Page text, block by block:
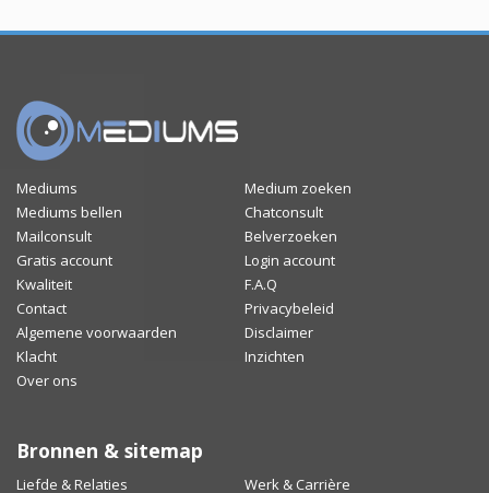
Mediums
Medium zoeken
Mediums bellen
Chatconsult
Mailconsult
Belverzoeken
Gratis account
Login account
Kwaliteit
F.A.Q
Contact
Privacybeleid
Algemene voorwaarden
Disclaimer
Klacht
Inzichten
Over ons
Bronnen & sitemap
Liefde & Relaties Werk & Carrière